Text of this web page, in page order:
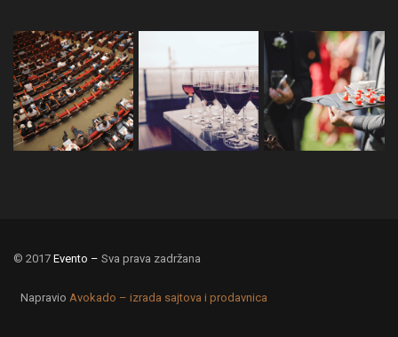
© 2017 Evento – Sva prava zadržana
Napravio Avokado – izrada sajtova i prodavnica